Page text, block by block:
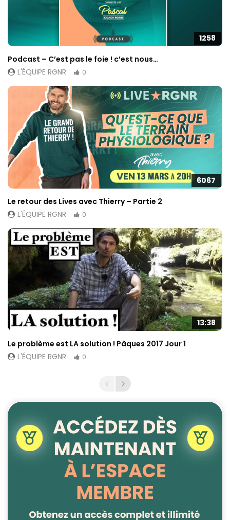
1258
Podcast – C’est pas le foie ! c’est nous…
L'ÉQUIPE RGNR
0
6067
Le retour des Lives avec Thierry – Partie 2
L'ÉQUIPE RGNR
0
13:38
Le problème est LA solution ! Pâques 2017 Jour 1
L'ÉQUIPE RGNR
0